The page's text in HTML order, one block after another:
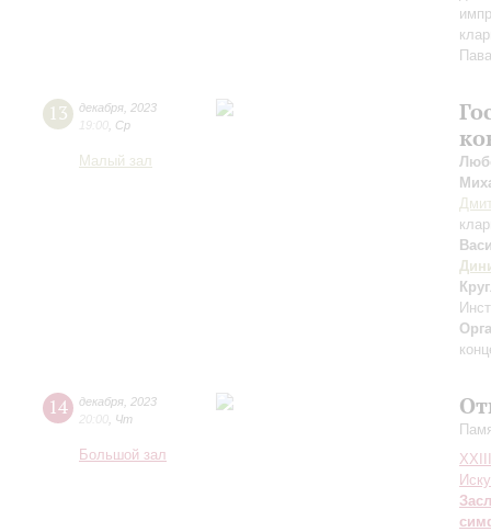
13 декабря 2023
19:00 Ср
Малый зал
14 декабря 2023
20:00 Чт
Большой зал